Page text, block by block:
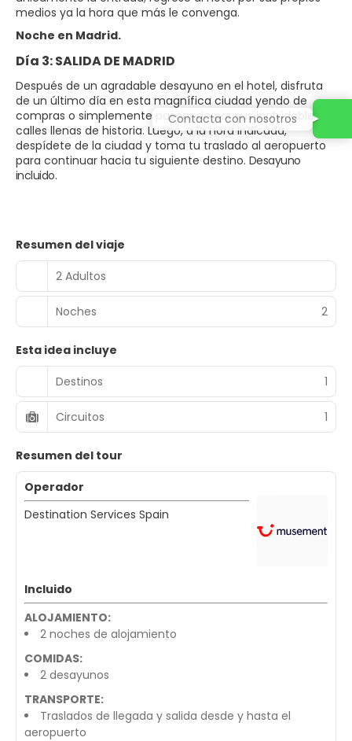
medios ya la hora que más le convenga.
Noche en Madrid.
Día 3: SALIDA DE MADRID
Después de un agradable desayuno en el hotel, disfruta
de un último día en esta magnífica ciudad yendo de
compras o simplemente paseando por sus inolvidables
calles llenas de historia. Luego, a la hora indicada,
despídete de la ciudad y toma tu traslado al aeropuerto
para continuar hacia tu siguiente destino. Desayuno
incluido.
Resumen del viaje
2 Adultos
Noches 2
Esta idea incluye
Destinos
1
Circuitos 1
Resumen del tour
Operador
Destination Services Spain
Incluido
ALOJAMIENTO:
2 noches de alojamiento
COMIDAS:
2 desayunos
TRANSPORTE:
Traslados de llegada y salida desde y hasta el
aeropuerto
Contacta con nosotros